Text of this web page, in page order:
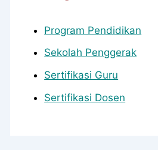
Program Pendidikan
Sekolah Penggerak
Sertifikasi Guru
Sertifikasi Dosen